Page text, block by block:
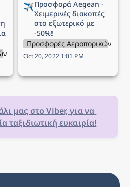
Εταιρειών
✈️
Χειμερινές διακοπές
στο εξωτερικό με
-50%!
Προσφορές Αεροπορικών
Oct 20, 2022 1:01 PM
μας στο Viber, για να
ταξιδιωτική ευκαιρία!